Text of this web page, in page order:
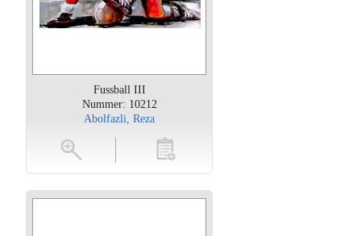
Fussball III
Nummer: 10212
Abolfazli, Reza
toevoegen